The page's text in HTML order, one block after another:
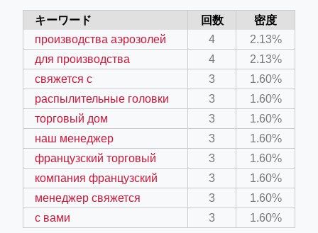
キーワード 回数
密度
производства аэрозолей
4
2.13%
для производства
4
2.13%
свяжется с
3
1.60%
распылительные головки
3
1.60%
торговый дом
3
1.60%
наш менеджер
3
1.60%
французский торговый
3
1.60%
компания французский
3
1.60%
менеджер свяжется
3
1.60%
с вами
3 1.60%